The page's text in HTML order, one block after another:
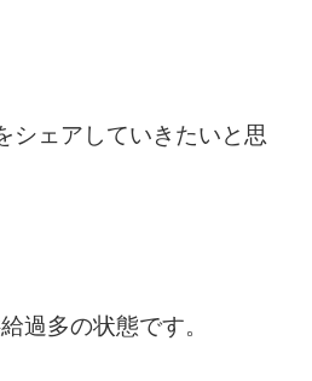
シェアしていきたいと思
過多の状態です。